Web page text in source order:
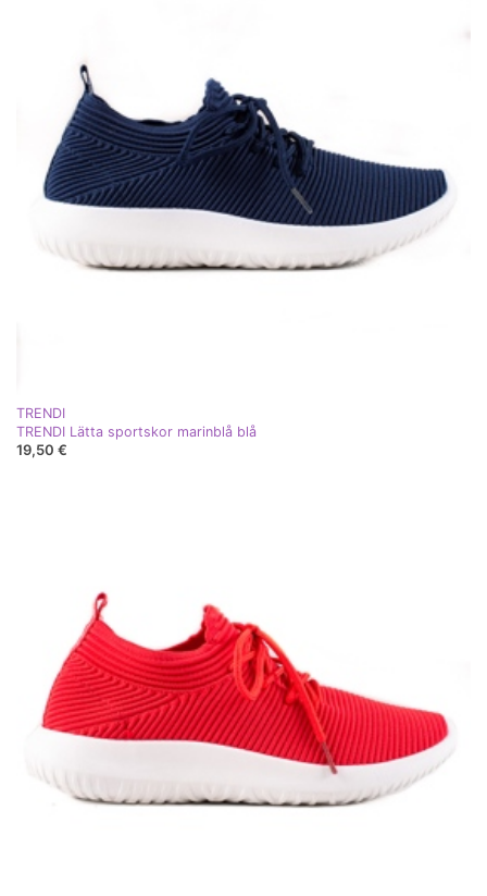
TRENDI
TRENDI Lätta sportskor marinblå blå
19,50 €